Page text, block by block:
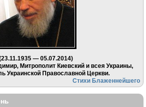
— 05.07.2014)
Митрополит Киевский и всея Украины,
Украинской Православной Церкви.
Стихи Блаженнейшего